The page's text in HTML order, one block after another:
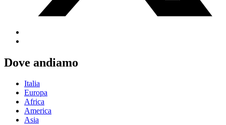
Dove andiamo
Italia
Europa
Africa
America
Asia